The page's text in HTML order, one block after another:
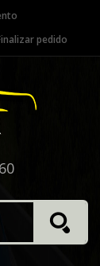
pedido